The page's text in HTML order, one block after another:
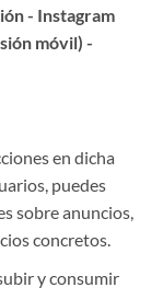
en dicha
puedes
sobre anuncios,
concretos.
y consumir